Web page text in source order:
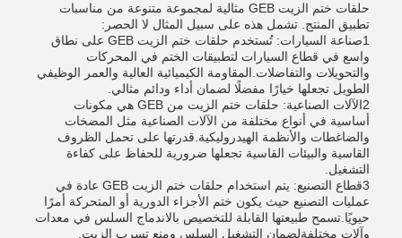
حلقات ختم الزيت GEB مثالية لمجموعة متنوعة من مناسبات
تطبيق المنتج. تشمل هذه على سبيل المثال لا الحصر:
1صناعة السيارات: تُستخدم حلقات ختم الزيت GEB على نطاق
واسع في قطاع السيارات لتطبيقات الختم في المحركات
والتحويلات والتفاضلات.المقاومة الكيميائية العالية والعمر الوظيفي
الطويل تجعلها خيارًا مفضلًا لضمان أداء ودائم مثالي.
2الآلات الصناعية: حلقات ختم الزيت من GEB هي مكونات
أساسية في أنواع مختلفة من الآلات الصناعية مثل المضخات
والضاغطات والأنظمة الهيدروليكية.قدرتها على تحمل الظروف
القاسية والبيئات القاسية تجعلها ضرورية للحفاظ على كفاءة
التشغيل.
3قطاع التصنيع: يتم استخدام حلقات ختم الزيت GEB عادة في
عمليات التصنيع حيث يكون ختم الأجزاء الدورية أو المتحركة أمرًا
حيويًا.تسمح طبيعتها القابلة للتخصيص بالاندماج السلس في معدات
وآلات مختلفةلضمان التشغيل السلس ومنع تسرب الزيت.